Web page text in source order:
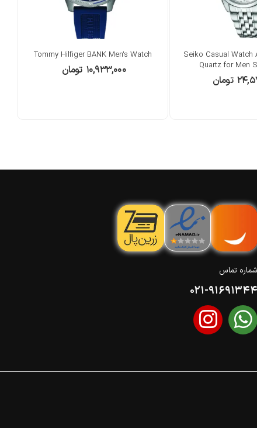
Seiko Casual Watch
Quartz for Men
تومان
Tommy Hilfiger BANK Men’s Watch
۱۰,۹۳۳,۰۰۰ تومان
شماره تماس
021-91691344